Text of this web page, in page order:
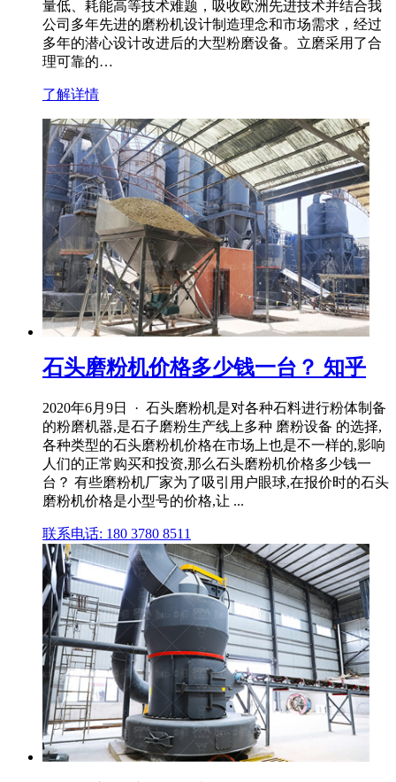
量低、耗能高等技术难题，吸收欧洲先进技术并结合我
公司多年先进的磨粉机设计制造理念和市场需求，经过
多年的潜心设计改进后的大型粉磨设备。立磨采用了合
理可靠的…
了解详情
石头磨粉机价格多少钱一台？ 知乎
2020年6月9日 · 石头磨粉机是对各种石料进行粉体制备
的粉磨机器,是石子磨粉生产线上多种 磨粉设备 的选择,
各种类型的石头磨粉机价格在市场上也是不一样的,影响
人们的正常购买和投资,那么石头磨粉机价格多少钱一
台？ 有些磨粉机厂家为了吸引用户眼球,在报价时的石头
磨粉机价格是小型号的价格,让 ...
联系电话: 180 3780 8511